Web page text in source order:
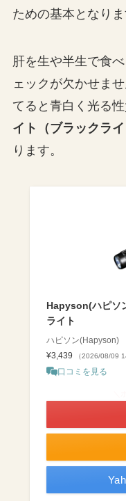
ための基本となりま
肝を生や半生で食
ェックが欠かせま
てると青白く光る性
イト（ブラックライ
ります。
Hapyson(ハピソ
ライト
ハピソン(Hapyson)
¥3,439
（2026/08/09
口コミを見る